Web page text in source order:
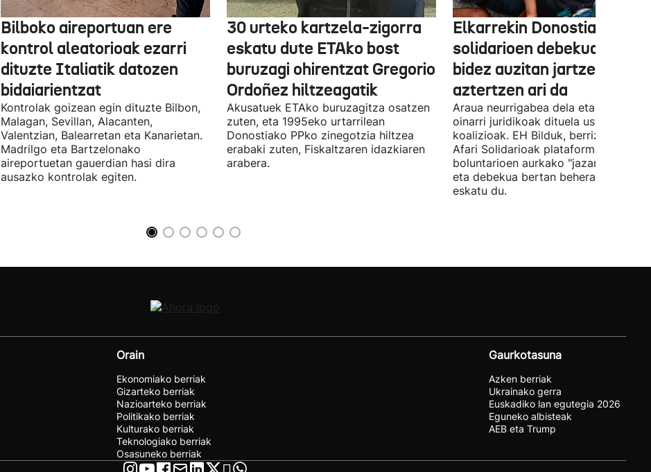
Bilboko aireportuan ere
kontrol aleatorioak ezarri
dituzte Italiatik datozen
bidaiarientzat
Kontrolak goizean egin dituzte Bilbon,
Malagan, Sevillan, Alacanten,
Valentzian, Balearretan eta Kanarietan.
Madrilgo eta Bartzelonako
aireportuetan gauerdian hasi dira
ausazko kontrolak egiten.
30 urteko kartzela-zigorra
eskatu dute ETAko bost
buruzagi ohirentzat Gregorio
Ordoñez hiltzeagatik
Akusatuek ETAko buruzagitza osatzen
zuten, eta 1995eko urtarrilean
Donostiako PPko zinegotzia hiltzea
erabaki zuten, Fiskaltzaren idazkiaren
arabera.
Elkarrekin Donostia afari
solidarioen debekua
bidez auzitan jartzea
aztertzen ari da
Araua neurrigabea dela eta
oinarri juridikoak dituela uste du
koalizioak. EH Bilduk, berriz, Kaleko
Afari Solidarioak plataformako
boluntarioen aurkako "jazarpena"
eta debekua bertan behera uzteko
eskatu du.
Orain
Ekonomiako berriak
Gizarteko berriak
Nazioarteko berriak
Politikako berriak
Kulturako berriak
Teknologiako berriak
Osasuneko berriak
Gaurkotasuna
Azken berriak
Ukrainako gerra
Euskadiko lan egutegia 2026
Eguneko albisteak
AEB eta Trump